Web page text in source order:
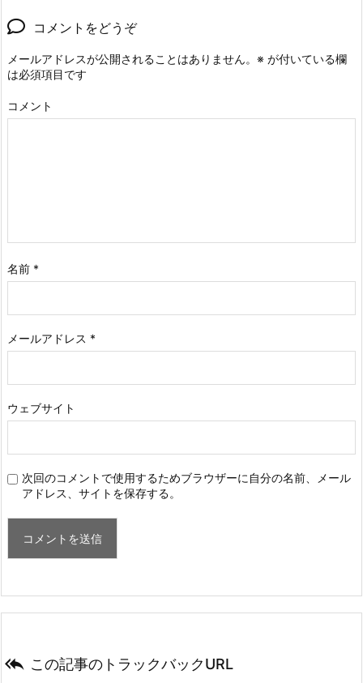
コメントをどうぞ
メールアドレスが公開されることはありません。 ※ が付いている欄
は必須項目です
コメント
名前 *
メールアドレス *
ウェブサイト
次回のコメントで使用するためブラウザーに自分の名前、メール
アドレス、サイトを保存する。
 この記事のトラックバックURL